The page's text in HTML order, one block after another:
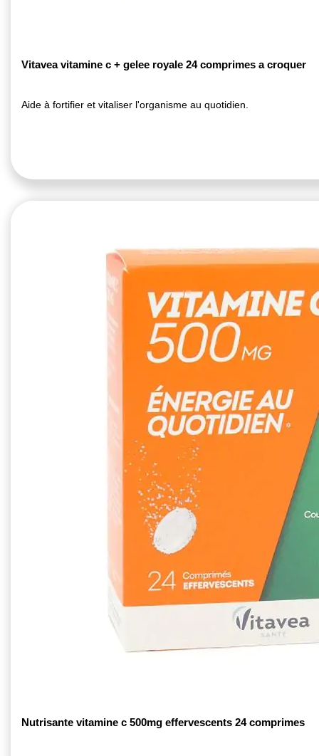
Vitavea vitamine c + gelee royale 24 comprimes a croquer
Aide à fortifier et vitaliser l'organisme au quotidien.
Nutrisante vitamine c 500mg effervescents 24 comprimes